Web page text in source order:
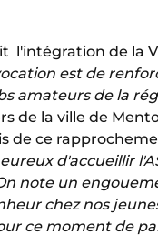
l'intégration de la
est de
amateurs de la
de la ville de
de ce
d'accueillir
note un
chez nos
ce moment de